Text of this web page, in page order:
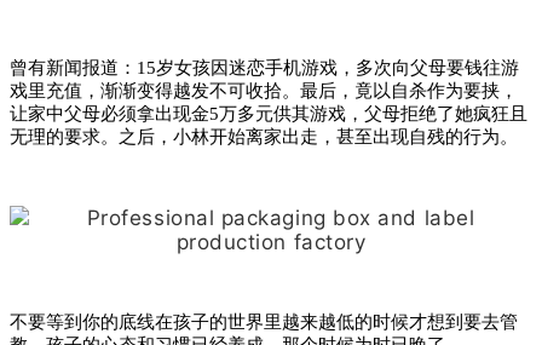
曾有新闻报道：15岁女孩因迷恋手机游戏， 多次向父母要钱往游
戏里充值，渐渐变得越发不可收拾。最后，竟以自杀作为要挟，
让家中父母必须拿出现金5万多元供其游戏，父母拒绝了她疯狂且
无理的要求。之后，小林开始离家出走，甚至出现自残的行为。
不要等到你的底线在孩子的世界里越来越低的时候才想到要去管